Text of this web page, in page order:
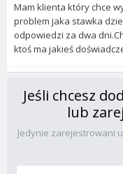
Mam klienta który chce
problem jaka stawka
odpowiedzi za dwa
ktoś ma jakieś
Jeśli chcesz
lub
Jedynie zarejestrowani